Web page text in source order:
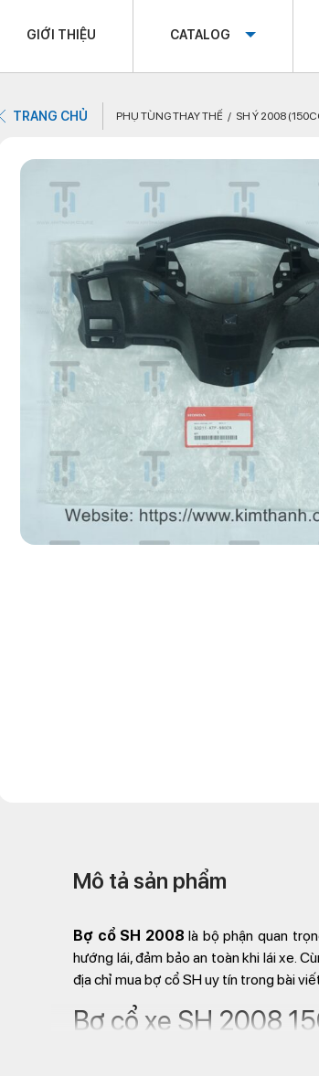
GIỚI THIỆU CATALOG
TRANG CHỦ PHỤ TÙNG THAY THẾ SH Ý 2008
Mô tả sản phẩm
Bợ cổ SH 2008 là bộ phận quan
hướng lái, đảm bảo an toàn khi lái xe.
địa chỉ mua bợ cổ SH uy tín trong bài
Bợ cổ xe SH 2008